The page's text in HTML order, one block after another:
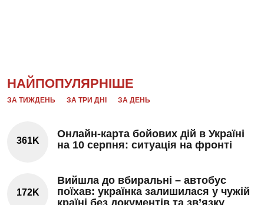
НАЙПОПУЛЯРНІШЕ
ЗА ТИЖДЕНЬ ЗА ТРИ ДНІ ЗА ДЕНЬ
361K
Онлайн-карта бойових дій в Україні
на 10 серпня: ситуація на фронті
172K
Вийшла до вбиральні – автобус
поїхав: українка залишилася у чужій
країні без документів та зв’язку